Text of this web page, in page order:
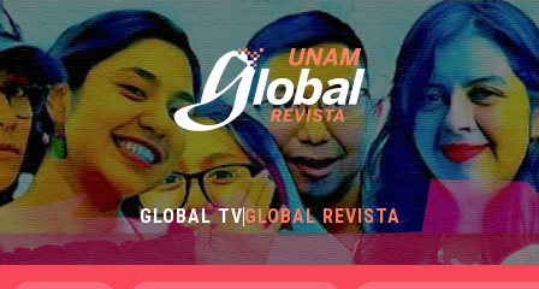
GLOBAL TVGLOBAL REVISTA